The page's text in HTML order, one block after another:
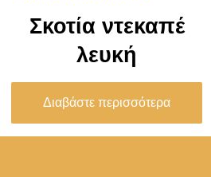
Σκοτία ντεκαπέ
λευκή
Διαβάστε περισσότερα